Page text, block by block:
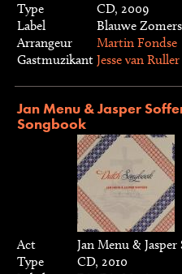
Type
CD, 2009
Label
Blauwe Zomers
Arrangeur
Martin Fondse
Gastmuzikant Jesse van Ruller
Jan Menu & Jasper
Songbook
Act
Jan Menu & Jasper
Type
CD, 2010